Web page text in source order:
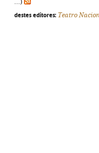
...)
destes editores: Teatro